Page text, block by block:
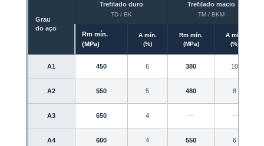
Grau
do aço
Trefilado duro
TD / BK
Trefilado macio
TM / BKM
Rm mín.
(MPa)
A mín.
(%)
Rm mín.
(MPa)
A mín.
(%)
A1 450 6 380 10
A2 550 5 480 8
A3 650 4 — —
A4 600 4 550 6